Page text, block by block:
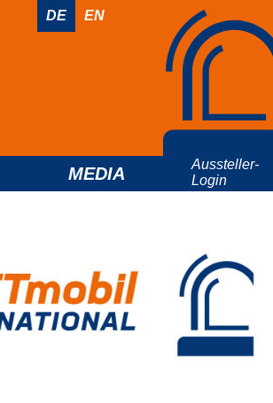
DE EN
Aussteller-
Login
MEDIA